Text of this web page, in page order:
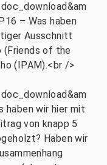
– Was haben
Ausschnitt
(Friends of the
(IPAM).<br />
haben wir hier mit
von knapp 5
Haben wir